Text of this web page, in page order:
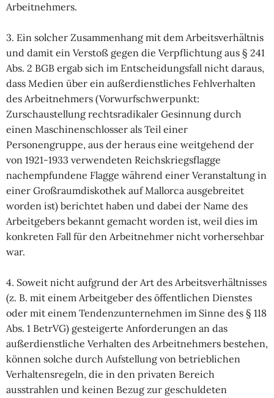
Arbeitnehmers.
3. Ein solcher Zusammenhang mit dem Arbeitsverhältnis
und damit ein Verstoß gegen die Verpflichtung aus § 241
Abs. 2 BGB ergab sich im Entscheidungsfall nicht daraus,
dass Medien über ein außerdienstliches Fehlverhalten
des Arbeitnehmers (Vorwurfschwerpunkt:
Zurschaustellung rechtsradikaler Gesinnung durch
einen Maschinenschlosser als Teil einer
Personengruppe, aus der heraus eine weitgehend der
von 1921-1933 verwendeten Reichskriegsflagge
nachempfundene Flagge während einer Veranstaltung in
einer Großraumdiskothek auf Mallorca ausgebreitet
worden ist) berichtet haben und dabei der Name des
Arbeitgebers bekannt gemacht worden ist, weil dies im
konkreten Fall für den Arbeitnehmer nicht vorhersehbar
war.
4. Soweit nicht aufgrund der Art des Arbeitsverhältnisses
(z. B. mit einem Arbeitgeber des öffentlichen Dienstes
oder mit einem Tendenzunternehmen im Sinne des § 118
Abs. 1 BetrVG) gesteigerte Anforderungen an das
außerdienstliche Verhalten des Arbeitnehmers bestehen,
können solche durch Aufstellung von betrieblichen
Verhaltensregeln, die in den privaten Bereich
ausstrahlen und keinen Bezug zur geschuldeten